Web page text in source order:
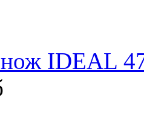
нож IDEAL